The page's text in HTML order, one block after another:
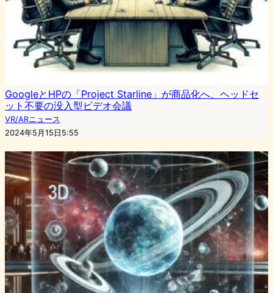
GoogleとHPの「Project Starline」が商品化へ、ヘッドセ
ット不要の没入型ビデオ会議
VR/ARニュース
2024年5月15日5:55